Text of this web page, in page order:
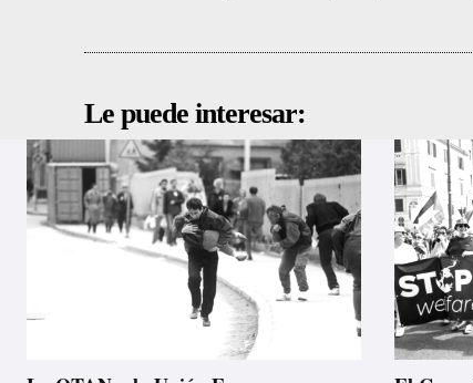
Le puede interesar: